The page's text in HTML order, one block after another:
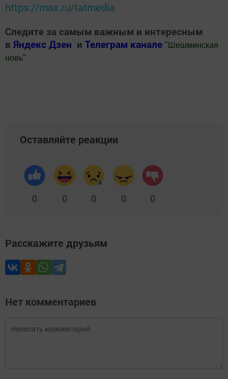
https://max.ru/tatmedia
Следите за самым важным и интересным
в Яндекс Дзен и Телеграм канале " Шешминская
новь"
Оставляйте реакции
0 0 0 0 0
Расскажите друзьям
Нет комментариев